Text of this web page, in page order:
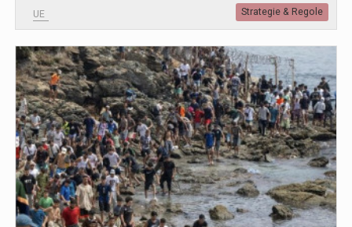
UE Strategie & Regole